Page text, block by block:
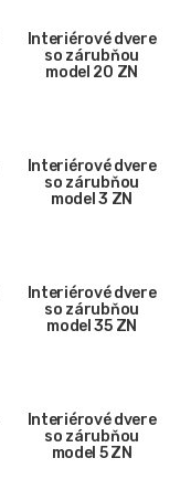
Interiérové dvere
so zárubňou
model 20 ZN
Interiérové dvere
so zárubňou
model 3 ZN
Interiérové dvere
so zárubňou
model 35 ZN
Interiérové dvere
so zárubňou
model 5 ZN